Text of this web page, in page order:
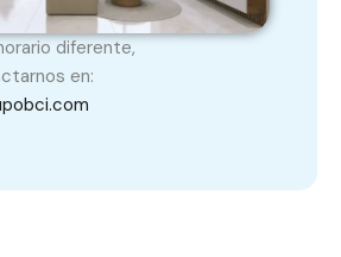
diferente,
en: